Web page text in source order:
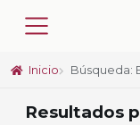
Inicio Búsqueda:
Resultados